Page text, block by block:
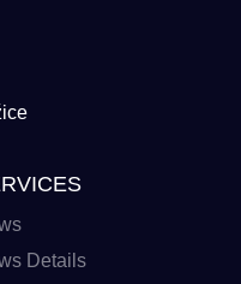
Details